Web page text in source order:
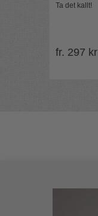
Ta det kallt!
fr. 297 kr